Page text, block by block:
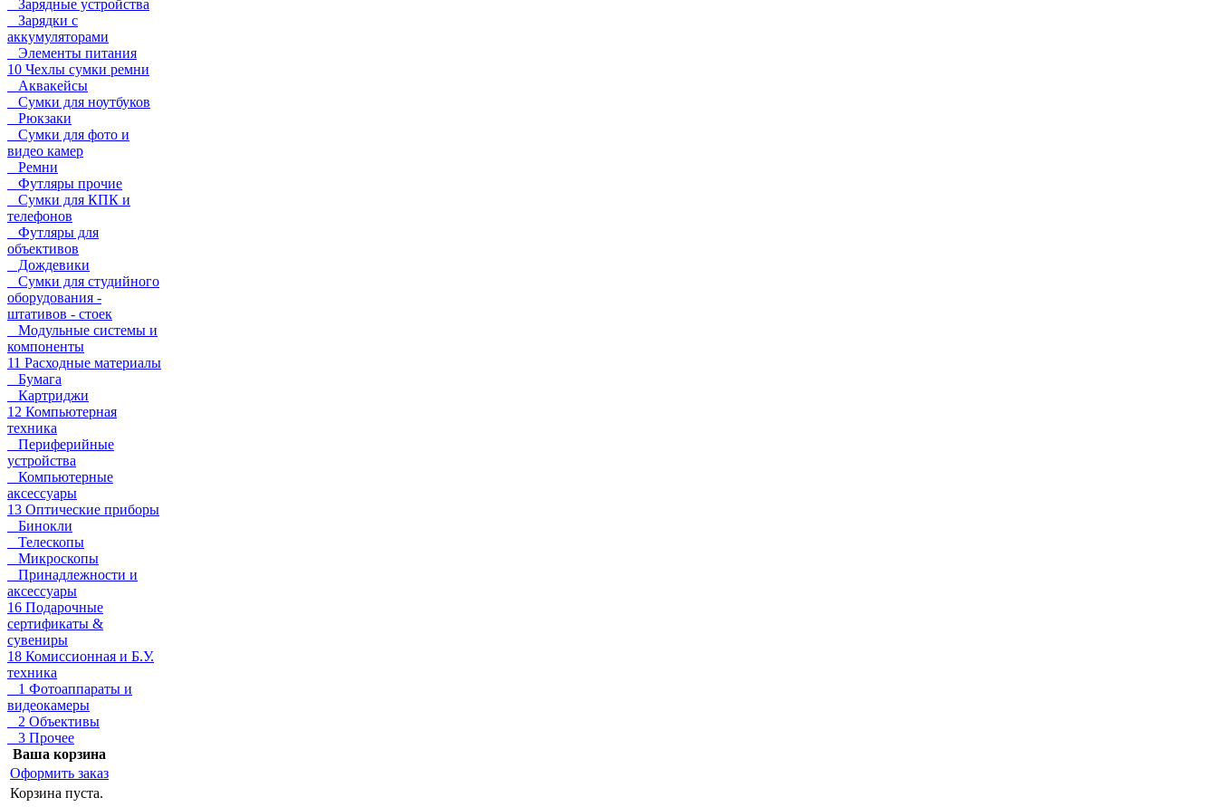
Зарядные устройства
Зарядки с
аккумуляторами
Элементы питания
10 Чехлы сумки ремни
Аквакейсы
Сумки для ноутбуков
Рюкзаки
Сумки для фото и
видео камер
Ремни
Футляры прочие
Сумки для КПК и
телефонов
Футляры для
объективов
Дождевики
Сумки для студийного
оборудования -
штативов - стоек
Модульные системы и
компоненты
11 Расходные материалы
Бумага
Картриджи
12 Компьютерная
техника
Периферийные
устройства
Компьютерные
аксессуары
13 Оптические приборы
Бинокли
Телескопы
Микроскопы
Принадлежности и
аксессуары
16 Подарочные
сертификаты &
сувениры
18 Комиссионная и Б.У.
техника
1 Фотоаппараты и
видеокамеры
2 Объективы
3 Прочее
Ваша корзина
Оформить заказ
Корзина пуста.